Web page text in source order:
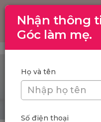
Toggle
navigation
Nhận thông
Góc làm mẹ.
Họ và tên
Số điện thoại